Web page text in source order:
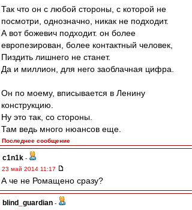
Так что он с любой стороны, с которой не
посмотри, однозначно, никак не подходит.
А вот божевич подходит. он более
европезирован, более контактный человек,
Пиздить лишнего не станет.
Да и миллион, для него заоблачная цифра.
Он по моему, вписывается в Ленину
конструкцию.
Ну это так, со стороны.
Там ведь много нюансов еще.
Последнее сообщение
c1n1k -
23 май 2014 11:17
А че не Ромащено сразу?
blind_guardian -